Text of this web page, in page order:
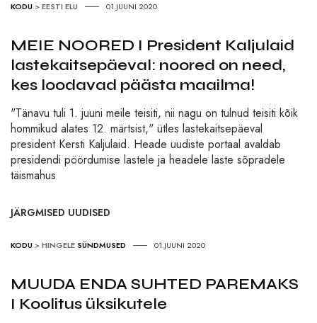
KODU >EESTI ELU 01.JUUNI 2020
MEIE NOORED I President Kaljulaid
lastekaitsepäeval: noored on need,
kes loodavad päästa maailma!
"Tänavu tuli 1. juuni meile teisiti, nii nagu on tulnud teisiti kõik
hommikud alates 12. märtsist," ütles lastekaitsepäeval
president Kersti Kaljulaid. Heade uudiste portaal avaldab
presidendi pöördumise lastele ja headele laste sõpradele
täismahus
JÄRGMISED UUDISED
KODU >HINGELE SÜNDMUSED 01.JUUNI 2020
MUUDA ENDA SUHTED PAREMAKS
I Koolitus üksikutele